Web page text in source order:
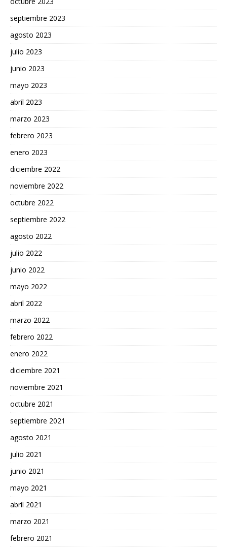
septiembre 2023
agosto 2023
julio 2023
junio 2023
mayo 2023
abril 2023
marzo 2023
febrero 2023
enero 2023
diciembre 2022
noviembre 2022
octubre 2022
septiembre 2022
agosto 2022
julio 2022
junio 2022
mayo 2022
abril 2022
marzo 2022
febrero 2022
enero 2022
diciembre 2021
noviembre 2021
octubre 2021
septiembre 2021
agosto 2021
julio 2021
junio 2021
mayo 2021
abril 2021
marzo 2021
febrero 2021